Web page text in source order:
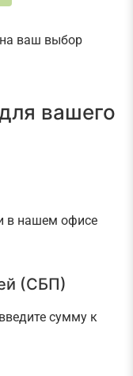
ваш выбор
вашего
в нашем офисе
(СБП)
сумму к